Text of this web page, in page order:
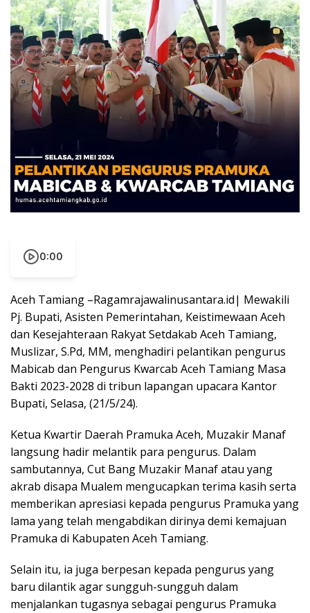
0:00
Aceh Tamiang –Ragamrajawalinusantara.id| Mewakili
Pj. Bupati, Asisten Pemerintahan, Keistimewaan Aceh
dan Kesejahteraan Rakyat Setdakab Aceh Tamiang,
Muslizar, S.Pd, MM, menghadiri pelantikan pengurus
Mabicab dan Pengurus Kwarcab Aceh Tamiang Masa
Bakti 2023-2028 di tribun lapangan upacara Kantor
Bupati, Selasa, (21/5/24).
Ketua Kwartir Daerah Pramuka Aceh, Muzakir Manaf
langsung hadir melantik para pengurus. Dalam
sambutannya, Cut Bang Muzakir Manaf atau yang
akrab disapa Mualem mengucapkan terima kasih serta
memberikan apresiasi kepada pengurus Pramuka yang
lama yang telah mengabdikan dirinya demi kemajuan
Pramuka di Kabupaten Aceh Tamiang.
Selain itu, ia juga berpesan kepada pengurus yang
baru dilantik agar sungguh-sungguh dalam
menjalankan tugasnya sebagai pengurus Pramuka